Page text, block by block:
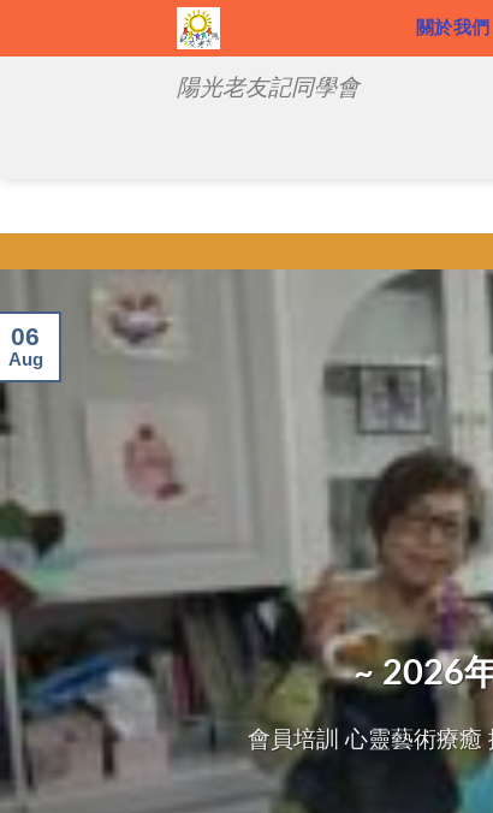
to
陽光老友記同學會
關於我們
~ 2026
會員培訓 心靈藝術療癒
06
Aug